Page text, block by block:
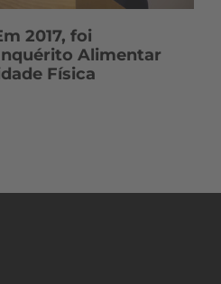
2017, foi
Alimentar
Física